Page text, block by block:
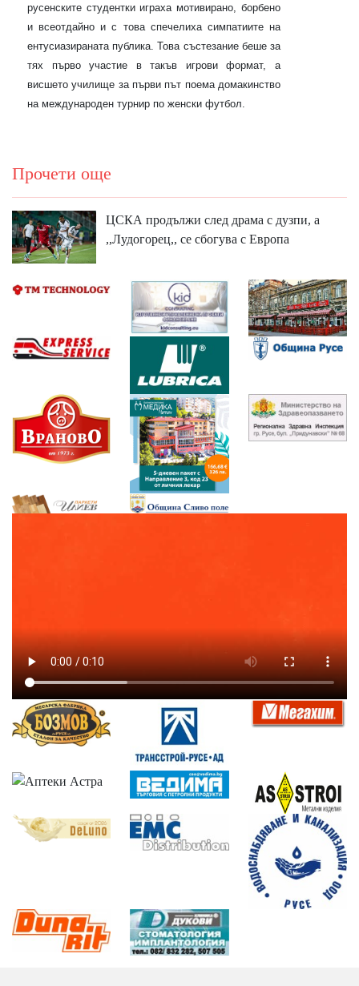
русенските студентки играха мотивирано, борбено
и всеотдайно и с това спечелиха симпатиите на
ентусиазираната публика. Това състезание беше за
тях първо участие в такъв игрови формат, а
висшето училище за първи път поема домакинство
на международен турнир по женски футбол.
Прочети още
ЦСКА продължи след драма с дузпи, а
,,Лудогорец,, се сбогува с Европа